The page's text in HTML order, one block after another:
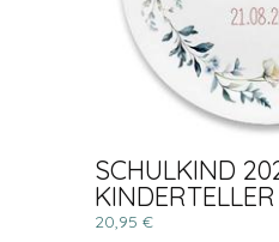
SCHULKIND
KINDERTELLER
20,95 €